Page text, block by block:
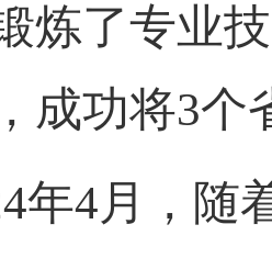
炼了专业
成功将3个
年4月，随